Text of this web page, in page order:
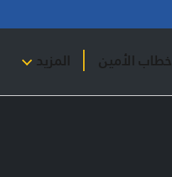
خطاب الأمين المزيد